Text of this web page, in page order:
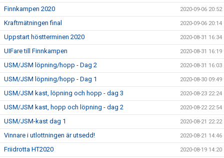
Finnkampen 2020 2020-09-06 20:52
Kraftmätningen final 2020-09-06 20:14
Uppstart höstterminen 2020 2020-08-31 16:34
UIFare till Finnkampen 2020-08-31 16:19
USM/JSM löpning/hopp - Dag 2 2020-08-31 16:03
USM/JSM löpning/hopp - Dag 1 2020-08-30 09:49
USM/JSM kast, löpning och hopp - dag 3 2020-08-23 22:24
USM/JSM kast, hopp och löpning - dag 2 2020-08-22 22:54
USM/JSM-kast dag 1 2020-08-21 22:22
Vinnare i utlottningen är utsedd! 2020-08-21 14:46
Friidrotta HT2020 2020-08-19 14:20